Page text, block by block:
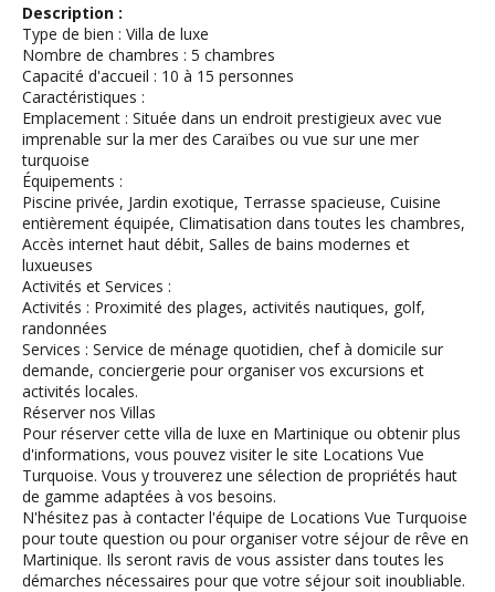
Description :
Type de bien : Villa de luxe
Nombre de chambres : 5 chambres
Capacité d'accueil : 10 à 15 personnes
Caractéristiques :
Emplacement : Située dans un endroit prestigieux avec vue
imprenable sur la mer des Caraïbes ou vue sur une mer
turquoise
Équipements :
Piscine privée, Jardin exotique, Terrasse spacieuse, Cuisine
entièrement équipée, Climatisation dans toutes les chambres,
Accès internet haut débit, Salles de bains modernes et
luxueuses
Activités et Services :
Activités : Proximité des plages, activités nautiques, golf,
randonnées
Services : Service de ménage quotidien, chef à domicile sur
demande, conciergerie pour organiser vos excursions et
activités locales.
Réserver nos Villas
Pour réserver cette villa de luxe en Martinique ou obtenir plus
d'informations, vous pouvez visiter le site Locations Vue
Turquoise. Vous y trouverez une sélection de propriétés haut
de gamme adaptées à vos besoins.
N'hésitez pas à contacter l'équipe de Locations Vue Turquoise
pour toute question ou pour organiser votre séjour de rêve en
Martinique. Ils seront ravis de vous assister dans toutes les
démarches nécessaires pour que votre séjour soit inoubliable.